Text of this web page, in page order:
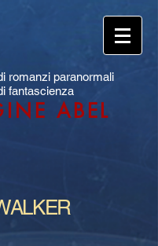
romanzi paranormali
fantascienza
ABEL